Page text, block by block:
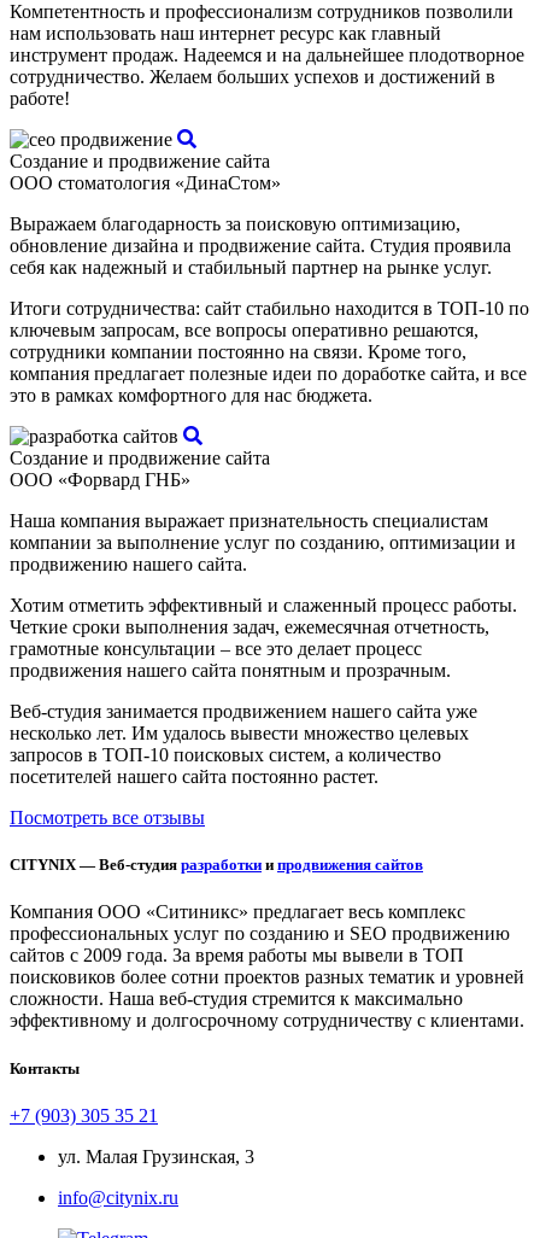
Компетентность и профессионализм сотрудников позволили
нам использовать наш интернет ресурс как главный
инструмент продаж. Надеемся и на дальнейшее плодотворное
сотрудничество. Желаем больших успехов и достижений в
работе!
Создание и продвижение сайта
ООО стоматология «ДинаСтом»
Выражаем благодарность за поисковую оптимизацию,
обновление дизайна и продвижение сайта. Студия проявила
себя как надежный и стабильный партнер на рынке услуг.
Итоги сотрудничества: сайт стабильно находится в ТОП-10 по
ключевым запросам, все вопросы оперативно решаются,
сотрудники компании постоянно на связи. Кроме того,
компания предлагает полезные идеи по доработке сайта, и все
это в рамках комфортного для нас бюджета.
Создание и продвижение сайта
ООО «Форвард ГНБ»
Наша компания выражает признательность специалистам
компании за выполнение услуг по созданию, оптимизации и
продвижению нашего сайта.
Хотим отметить эффективный и слаженный процесс работы.
Четкие сроки выполнения задач, ежемесячная отчетность,
грамотные консультации – все это делает процесс
продвижения нашего сайта понятным и прозрачным.
Веб-студия занимается продвижением нашего сайта уже
несколько лет. Им удалось вывести множество целевых
запросов в ТОП-10 поисковых систем, а количество
посетителей нашего сайта постоянно растет.
Посмотреть все отзывы
CITYNIX — Веб-студия разработки и продвижения сайтов
Компания ООО «Ситиникс» предлагает весь комплекс
профессиональных услуг по созданию и SEO продвижению
сайтов с 2009 года. За время работы мы вывели в ТОП
поисковиков более сотни проектов разных тематик и уровней
сложности. Наша веб-студия стремится к максимально
эффективному и долгосрочному сотрудничеству с клиентами.
Контакты
+7 (903) 305 35 21
ул. Малая Грузинская, 3
info@citynix.ru